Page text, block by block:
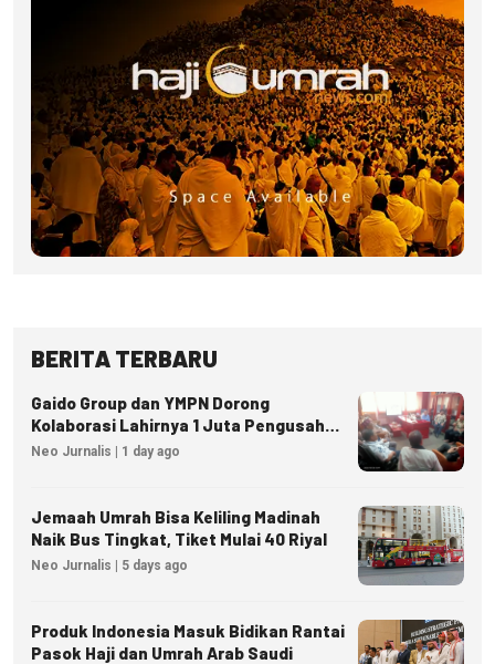
BERITA TERBARU
Gaido Group dan YMPN Dorong
Kolaborasi Lahirnya 1 Juta Pengusaha
Ekonomi Syariah
Neo Jurnalis | 1 day ago
Jemaah Umrah Bisa Keliling Madinah
Naik Bus Tingkat, Tiket Mulai 40 Riyal
Neo Jurnalis | 5 days ago
Produk Indonesia Masuk Bidikan Rantai
Pasok Haji dan Umrah Arab Saudi